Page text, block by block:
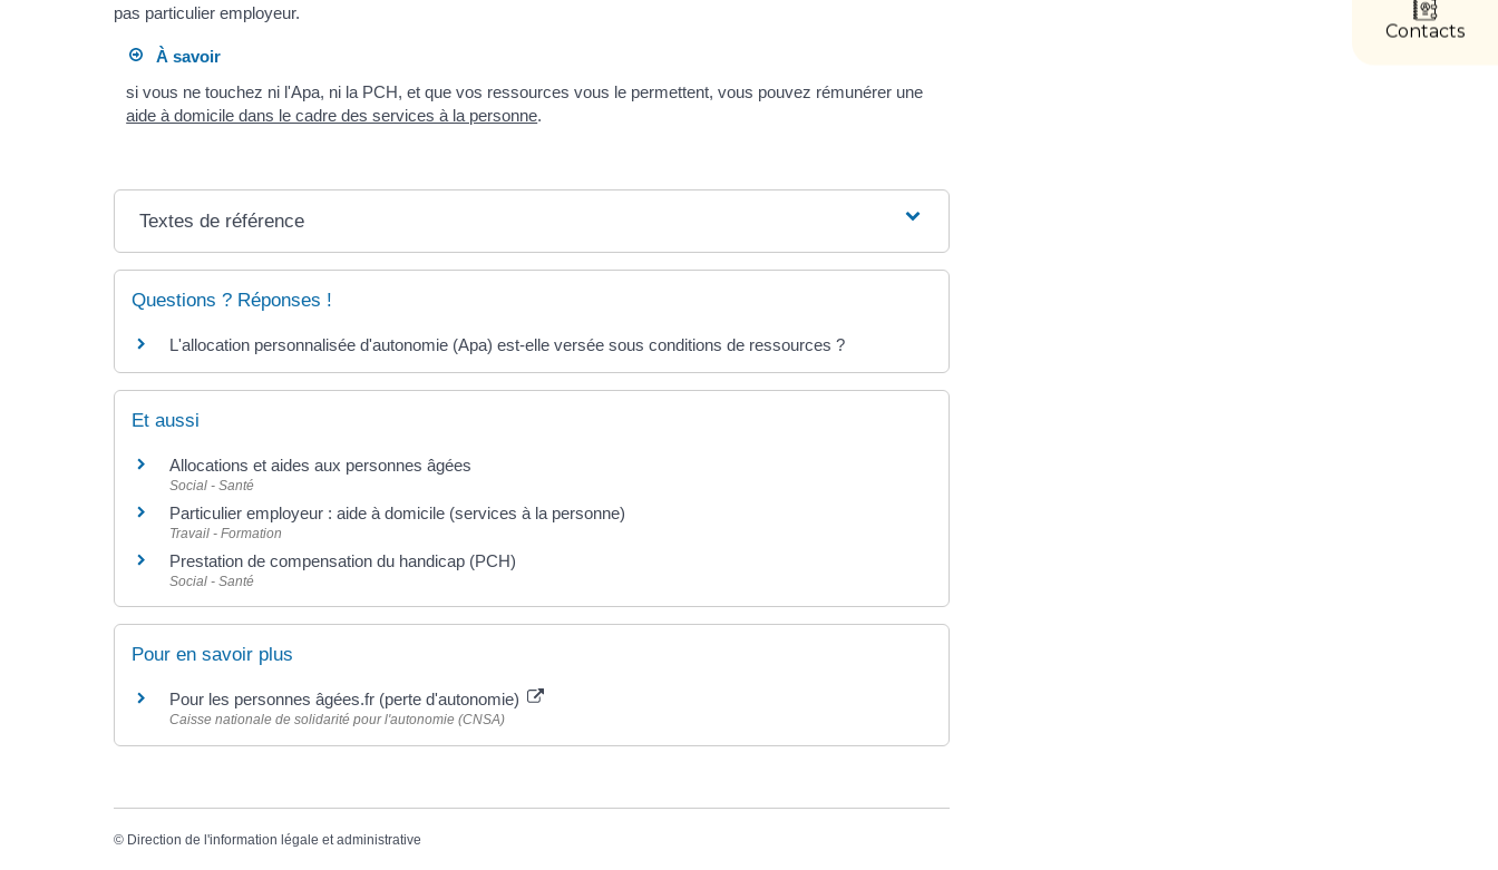
Contacts
pas particulier employeur.
À savoir
si vous ne touchez ni l'Apa, ni la PCH, et que vos ressources vous le permettent, vous pouvez rémunérer une
aide à domicile dans le cadre des services à la personne.
Textes de référence
Questions ? Réponses !
L'allocation personnalisée d'autonomie (Apa) est-elle versée sous conditions de ressources ?
Et aussi
Allocations et aides aux personnes âgées
Social - Santé
Particulier employeur : aide à domicile (services à la personne)
Travail - Formation
Prestation de compensation du handicap (PCH)
Social - Santé
Pour en savoir plus
Pour les personnes âgées.fr (perte d'autonomie)
Caisse nationale de solidarité pour l'autonomie (CNSA)
© Direction de l'information légale et administrative